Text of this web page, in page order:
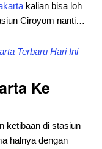
kalian bisa loh
Ciroyom nanti…
Terbaru Hari Ini
Ke
ketibaan di stasiun
halnya dengan